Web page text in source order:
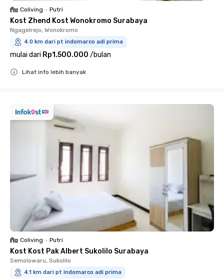
Coliving • Putri
Kost Zhend Kost Wonokromo Surabaya
Ngagelrejo, Wonokromo
4.0 km dari pt indomarco adi prima
mulai dari Rp1.500.000 /bulan
Lihat info lebih banyak
Coliving • Putri
Kost Kost Pak Albert Sukolilo Surabaya
Semolowaru, Sukolilo
4.1 km dari pt indomarco adi prima